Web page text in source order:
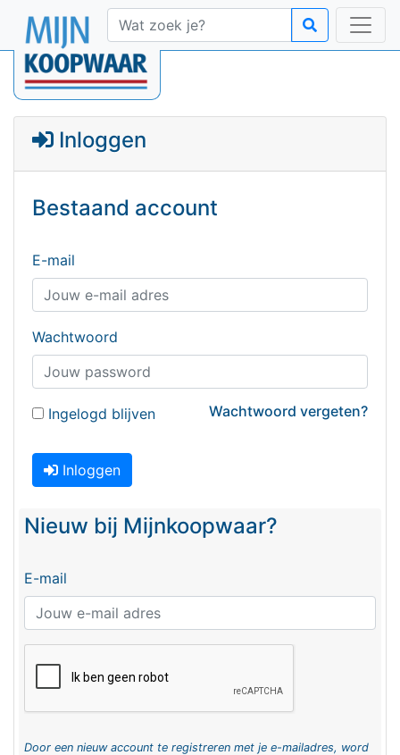
Inloggen
Bestaand account
E-mail
Wachtwoord
Wachtwoord vergeten?
Ingelogd blijven
Inloggen
Nieuw bij Mijnkoopwaar?
E-mail
Door een nieuw account te registreren met je e-mailadres, word